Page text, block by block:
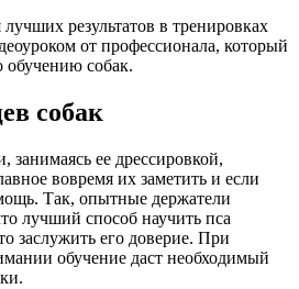
результатов в тренировках
от профессионала, который
обучению собак.
собак
занимаясь ее дрессировкой,
вовремя их заметить и если
Так, опытные держатели
лучший способ научить пса
заслужить его доверие. При
обучение даст необходимый